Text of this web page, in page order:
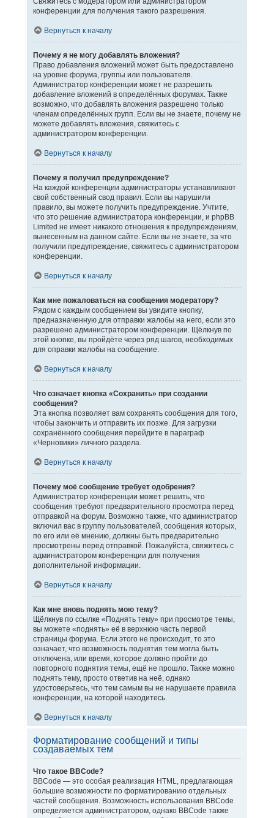
конференции для получения такого разрешения.
Вернуться к началу
Почему я не могу добавлять вложения?
Право добавления вложений может быть предоставлено
на уровне форума, группы или пользователя.
Администратор конференции может не разрешить
добавление вложений в определённых форумах. Также
возможно, что добавлять вложения разрешено только
членам определённых групп. Если вы не знаете, почему не
можете добавлять вложения, свяжитесь с
администратором конференции.
Вернуться к началу
Почему я получил предупреждение?
На каждой конференции администраторы устанавливают
свой собственный свод правил. Если вы нарушили
правило, вы можете получить предупреждение. Учтите,
что это решение администратора конференции, и phpBB
Limited не имеет никакого отношения к предупреждениям,
вынесенным на данном сайте. Если вы не знаете, за что
получили предупреждение, свяжитесь с администратором
конференции.
Вернуться к началу
Как мне пожаловаться на сообщения модератору?
Рядом с каждым сообщением вы увидите кнопку,
предназначенную для отправки жалобы на него, если это
разрешено администратором конференции. Щёлкнув по
этой кнопке, вы пройдёте через ряд шагов, необходимых
для оправки жалобы на сообщение.
Вернуться к началу
Что означает кнопка «Сохранить» при создании
сообщения?
Эта кнопка позволяет вам сохранять сообщения для того,
чтобы закончить и отправить их позже. Для загрузки
сохранённого сообщения перейдите в параграф
«Черновики» личного раздела.
Вернуться к началу
Почему моё сообщение требует одобрения?
Администратор конференции может решить, что
сообщения требуют предварительного просмотра перед
отправкой на форум. Возможно также, что администратор
включил вас в группу пользователей, сообщения которых,
по его или её мнению, должны быть предварительно
просмотрены перед отправкой. Пожалуйста, свяжитесь с
администратором конференции для получения
дополнительной информации.
Вернуться к началу
Как мне вновь поднять мою тему?
Щёлкнув по ссылке «Поднять тему» при просмотре темы,
вы можете «поднять» её в верхнюю часть первой
страницы форума. Если этого не происходит, то это
означает, что возможность поднятия тем могла быть
отключена, или время, которое должно пройти до
повторного поднятия темы, ещё не прошло. Также можно
поднять тему, просто ответив на неё, однако
удостоверьтесь, что тем самым вы не нарушаете правила
конференции, на которой находитесь.
Вернуться к началу
Форматирование сообщений и типы
создаваемых тем
Что такое BBCode?
BBCode — это особая реализация HTML, предлагающая
большие возможности по форматированию отдельных
частей сообщения. Возможность использования BBCode
определяется администратором, однако BBCode также